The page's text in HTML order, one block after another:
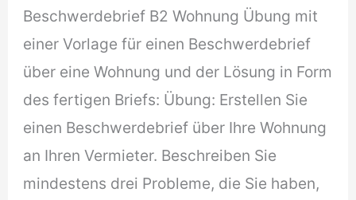
Beschwerdebrief B2 Wohnung Übung mit
einer Vorlage für einen Beschwerdebrief
über eine Wohnung und der Lösung in Form
des fertigen Briefs: Übung: Erstellen Sie
einen Beschwerdebrief über Ihre Wohnung
an Ihren Vermieter. Beschreiben Sie
mindestens drei Probleme, die Sie haben,